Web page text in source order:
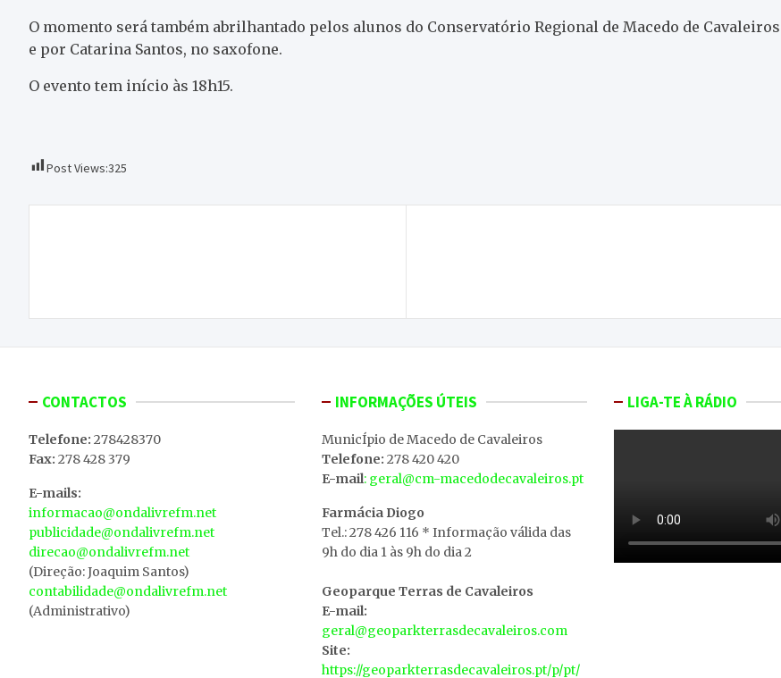
O momento será também abrilhantado pelos alunos do Conservatório Regional de Macedo de Cavaleiros
e por Catarina Santos, no saxofone.
O evento tem início às 18h15.
Post Views:325
CONTACTOS
Telefone: 278428370
Fax: 278 428 379
E-mails:
informacao@ondalivrefm.net
publicidade@ondalivrefm.net
direcao@ondalivrefm.net
(Direção: Joaquim Santos)
contabilidade@ondalivrefm.net
(Administrativo)
INFORMAÇÕES ÚTEIS
MunicÍpio de Macedo de Cavaleiros
Telefone: 278 420 420
E-mail: geral@cm-macedodecavaleiros.pt
Farmácia Diogo
Tel.: 278 426 116 * Informação válida das
9h do dia 1 às 9h do dia 2
Geoparque Terras de Cavaleiros
E-mail:
geral@geoparkterrasdecavaleiros.com
Site:
https://geoparkterrasdecavaleiros.pt/p/pt/
LIGA-TE À RÁDIO